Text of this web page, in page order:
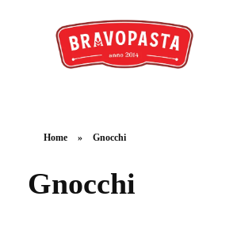
Home » Gnocchi
Gnocchi